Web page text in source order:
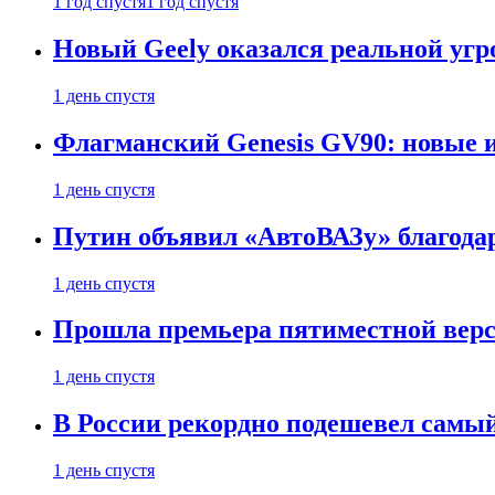
Новый Geely оказался реальной
1 день спустя
Флагманский Genesis GV90: новые
1 день спустя
Путин объявил «АвтоВАЗу»
1 день спустя
Прошла премьера пятиместной
1 день спустя
В России рекордно подешевел
1 день спустя